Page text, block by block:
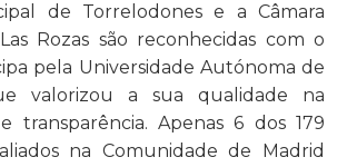
de Torrelodones e a Câmara
Rozas são reconhecidas com o
pela Universidade Autónoma de
valorizou a sua qualidade na
transparência. Apenas 6 dos 179
na Comunidade de Madrid